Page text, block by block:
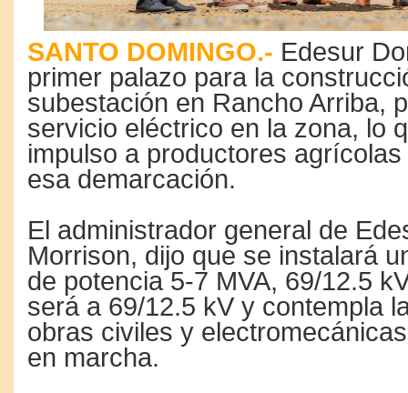
SANTO DOMINGO.- Edesur
primer palazo para la
subestación en Rancho Arriba,
servicio eléctrico en la zona, lo
impulso a productores
esa demarcación.
El administrador general de
Morrison, dijo que se instalará
de potencia 5-7 MVA, 69/12.5
será a 69/12.5 kV y contempla
obras civiles y
en marcha.